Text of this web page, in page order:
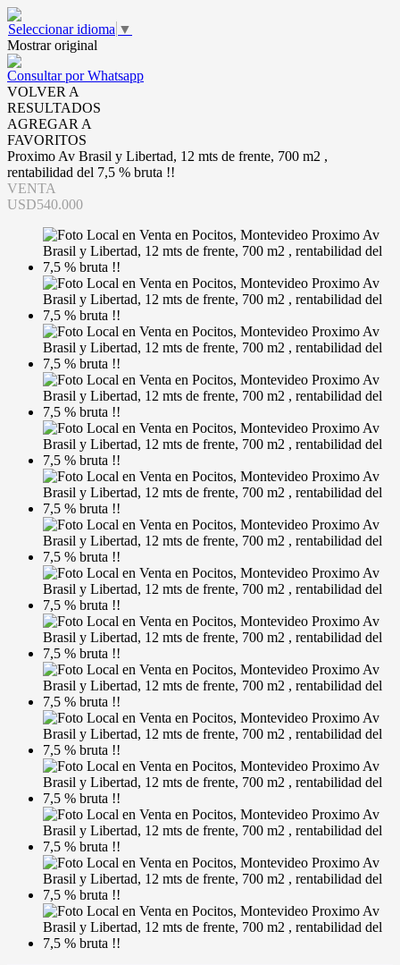
Seleccionar idioma ▼
Mostrar original
Consultar por Whatsapp
VOLVER A
RESULTADOS
AGREGAR A
FAVORITOS
Proximo Av Brasil y Libertad, 12 mts de frente, 700 m2 ,
rentabilidad del 7,5 % bruta !!
VENTA
USD540.000